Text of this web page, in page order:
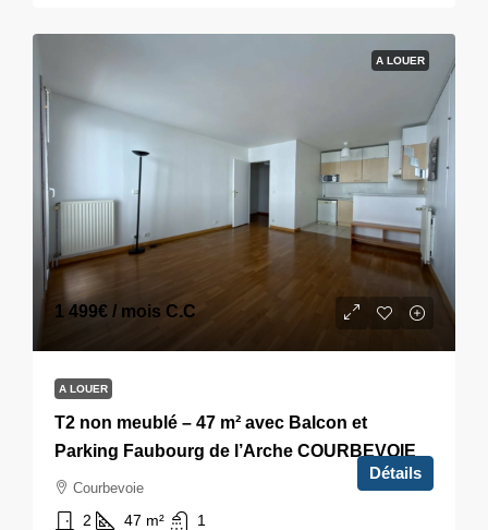
A LOUER
1 499€ / mois C.C
A LOUER
T2 non meublé – 47 m² avec Balcon et
Parking Faubourg de l’Arche COURBEVOIE
Courbevoie
2 47 m² 1
Détails